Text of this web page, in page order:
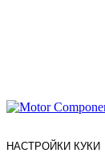
НАСТРОЙКИ КУКИ